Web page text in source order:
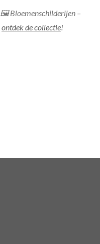
🖼 Bloemenschilderijen –
ontdek de collectie!